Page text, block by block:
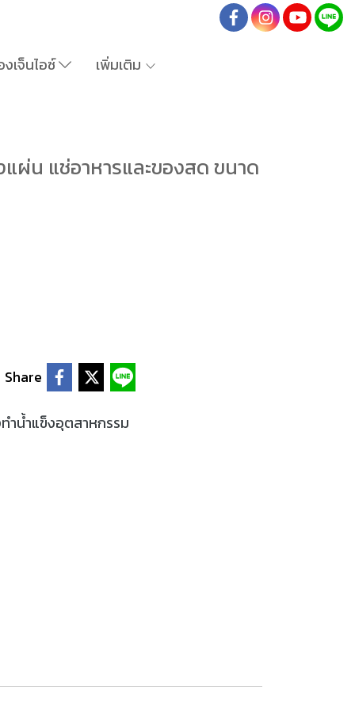
เจ็นไอซ์
เพิ่มเติม
แผ่น แช่อาหารและของสด ขนาด
Share
ทำน้ำแข็งอุตสาหกรรม